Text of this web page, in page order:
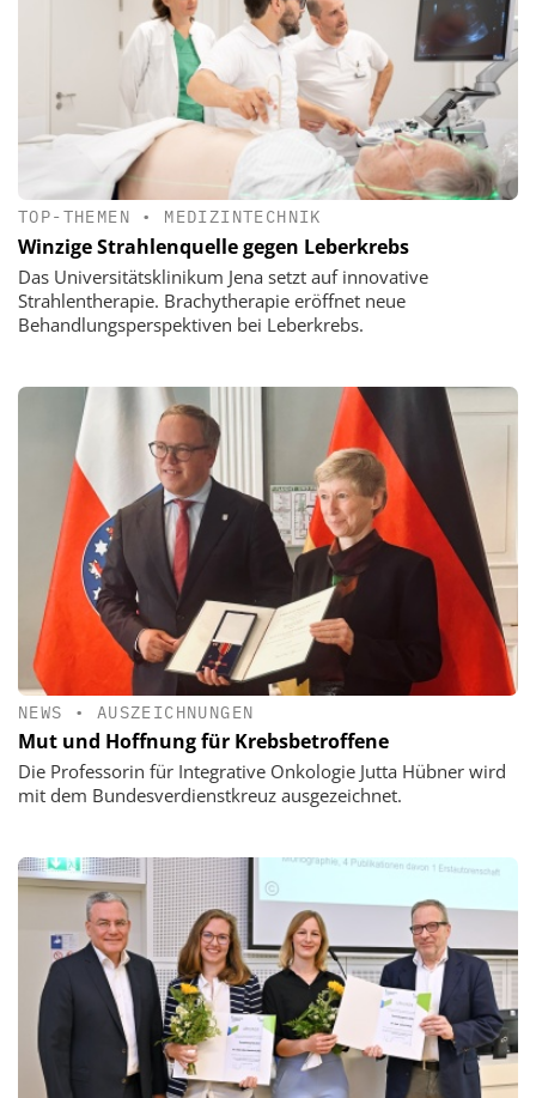
TOP-THEMEN • MEDIZINTECHNIK
Winzige Strahlenquelle gegen Leberkrebs
Das Universitätsklinikum Jena setzt auf innovative
Strahlentherapie. Brachytherapie eröffnet neue
Behandlungsperspektiven bei Leberkrebs.
NEWS • AUSZEICHNUNGEN
Mut und Hoffnung für Krebsbetroffene
Die Professorin für Integrative Onkologie Jutta Hübner wird
mit dem Bundesverdienstkreuz ausgezeichnet.